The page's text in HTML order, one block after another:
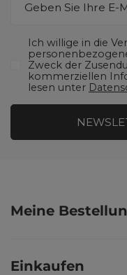
Geben Sie Ihre E-
Ich willige in die
Zweck der
kommerziellen
lesen unter
Meine
Einkaufen